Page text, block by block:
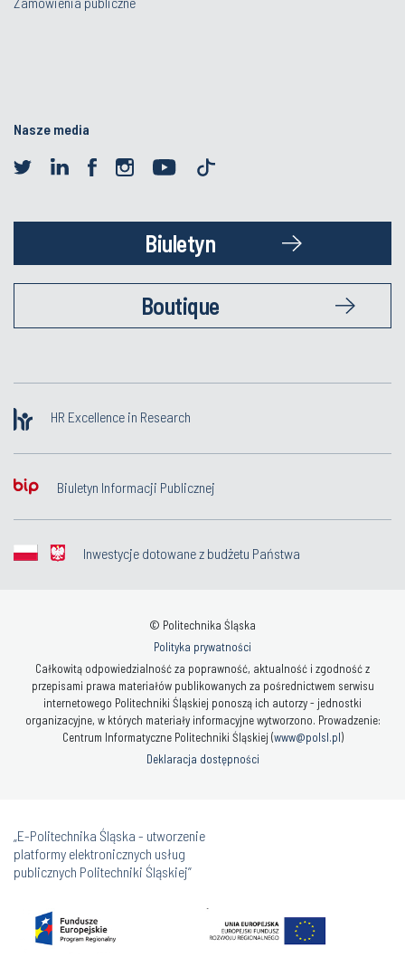
Nasze media
Biuletyn
Boutique
HR Excellence in Research
Biuletyn Informacji Publicznej
Inwestycje dotowane z budżetu Państwa
© Politechnika Śląska
Polityka prywatności
Całkowitą odpowiedzialność za poprawność, aktualność i zgodność z
przepisami prawa materiałów publikowanych za pośrednictwem serwisu
internetowego Politechniki Śląskiej ponoszą ich autorzy - jednostki
organizacyjne, w których materiały informacyjne wytworzono. Prowadzenie:
Centrum Informatyczne Politechniki Śląskiej (www@polsl.pl)
Deklaracja dostępności
„E-Politechnika Śląska - utworzenie
platformy elektronicznych usług
publicznych Politechniki Śląskiej”